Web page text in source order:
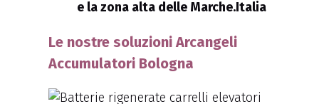
e la zona alta delle Marche.Italia
Le nostre soluzioni Arcangeli
Accumulatori Bologna